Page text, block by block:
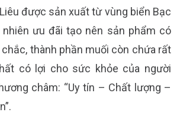
được sản xuất từ vùng biển Bạc
ưu đãi tạo nên sản phẩm có
thành phần muối còn chứa rất
có lợi cho sức khỏe của người
châm: “Uy tín – Chất lượng –